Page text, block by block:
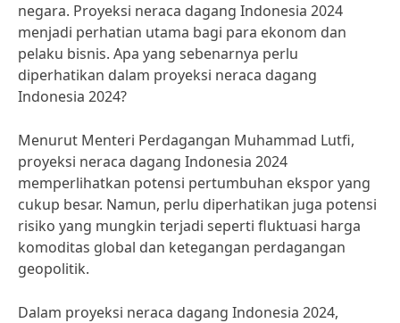
negara. Proyeksi neraca dagang Indonesia 2024
menjadi perhatian utama bagi para ekonom dan
pelaku bisnis. Apa yang sebenarnya perlu
diperhatikan dalam proyeksi neraca dagang
Indonesia 2024?
Menurut Menteri Perdagangan Muhammad Lutfi,
proyeksi neraca dagang Indonesia 2024
memperlihatkan potensi pertumbuhan ekspor yang
cukup besar. Namun, perlu diperhatikan juga potensi
risiko yang mungkin terjadi seperti fluktuasi harga
komoditas global dan ketegangan perdagangan
geopolitik.
Dalam proyeksi neraca dagang Indonesia 2024,